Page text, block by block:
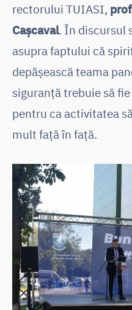
rectorului TUIASI,
Cașcaval. În discursul
asupra faptului că
depășească teama
siguranță trebuie să
pentru ca activitatea
mult față în față.